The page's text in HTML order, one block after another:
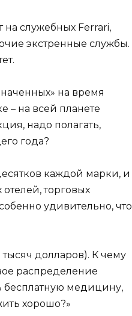
служебных Ferrari,
экстренные службы.
на время
– на всей планете
надо полагать,
года?
каждой марки, и
торговых
удивительно, что
долларов). К чему
распределение
бесплатную медицину,
хорошо?»